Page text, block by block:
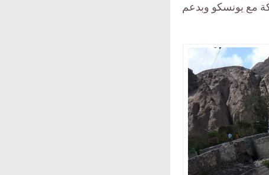
عدن القديمة، نظمها مشروع “منصتي 30” بالشراكة مع يونسكو وبدعم